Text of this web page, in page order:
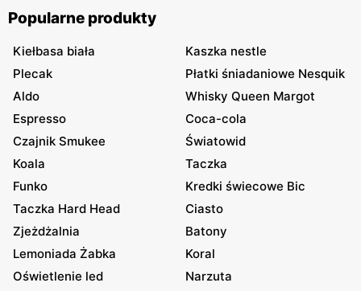
Popularne produkty
Kiełbasa biała
Kaszka nestle
Plecak
Płatki śniadaniowe Nesquik
Aldo
Whisky Queen Margot
Espresso
Coca-cola
Czajnik Smukee
Światowid
Koala
Taczka
Funko
Kredki świecowe Bic
Taczka Hard Head
Ciasto
Zjeżdżalnia
Batony
Lemoniada Żabka
Koral
Oświetlenie led
Narzuta